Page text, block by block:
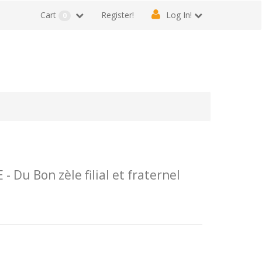
Register! Log In!
Cart 0
- Du Bon zèle filial et fraternel